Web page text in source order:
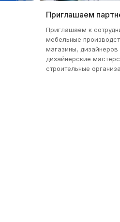
Приглашаем
Приглашаем к
мебельные
магазины, дизайнеров
дизайнерские
строительные